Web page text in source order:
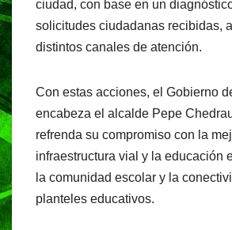
ciudad, con base en un
solicitudes ciudadanas recibidas,
distintos canales de atención.
Con estas acciones, el Gobierno
encabeza el alcalde Pepe
refrenda su compromiso con la
infraestructura vial y la educación
la comunidad escolar y la
planteles educativos.